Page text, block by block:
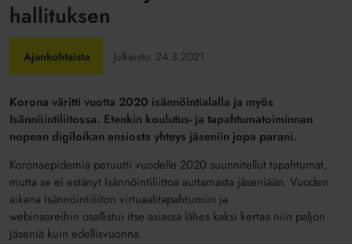
hallituksen
Ajankohtaista Julkaistu: 24.3.2021
Korona väritti vuotta 2020 isännöintialalla ja myös
Isännöintiliitossa. Etenkin koulutus- ja tapahtumatoiminnan
nopean digiloikan ansiosta yhteys jäseniin jopa parani.
Koronaepidemia peruuttivuodelle 2020 suunnitellut tapahtumat,
mutta se ei estänyt Isännöintiliittoa auttamasta jäseniään.Vuoden
aikana Isännöintiliitonvirtuaalitapahtumiin ja
webinaareihin osallistui itse asiassa lähes kaksi kertaa niin paljon
jäseniä kuin edellisvuonna.